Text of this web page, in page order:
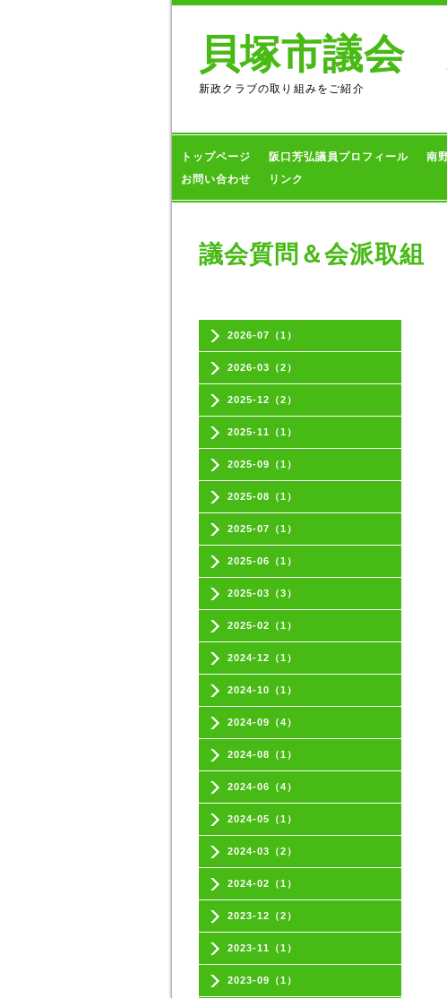
貝塚市議会
新政クラブの取り組みをご紹介
トップページ 阪口芳弘議員プロフィール 南
お問い合わせ
リンク
2026-07（1）
2026-03（2）
2025-12（2）
2025-11（1）
2025-09（1）
2025-08（1）
2025-07（1）
2025-06（1）
2025-03（3）
2025-02（1）
2024-12（1）
2024-10（1）
2024-09（4）
2024-08（1）
2024-06（4）
2024-05（1）
2024-03（2）
2024-02（1）
2023-12（2）
2023-11（1）
2023-09（1）
議会質問＆会派取組